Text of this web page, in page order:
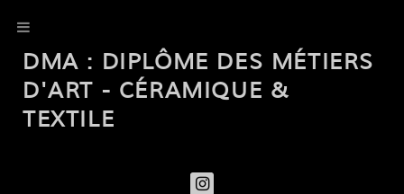
DMA : DIPLÔME DES MÉTIERS
D'ART - CÉRAMIQUE &
TEXTILE